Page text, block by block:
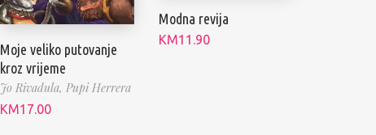
Moje veliko putovanje
kroz vrijeme
Jo Rivadula, Pupi Herrera
KM17.00
Modna revija
KM11.90